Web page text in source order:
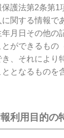
護法第2条第1
関する情報で
月日その他の
ができるもの
、それにより
となるものを
利用目的の